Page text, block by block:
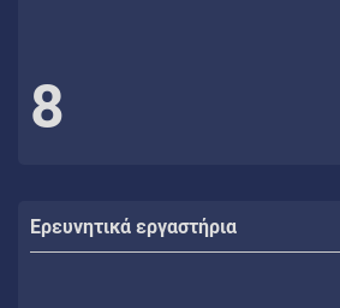
8
Ερευνητικά εργαστήρια